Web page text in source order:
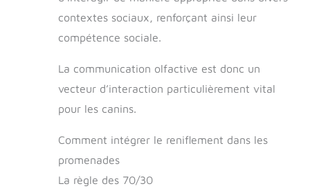
contextes sociaux, renforçant ainsi leur
compétence sociale.
La communication olfactive est donc un
vecteur d’interaction particulièrement vital
pour les canins.
Comment intégrer le reniflement dans les
promenades
La règle des 70/30